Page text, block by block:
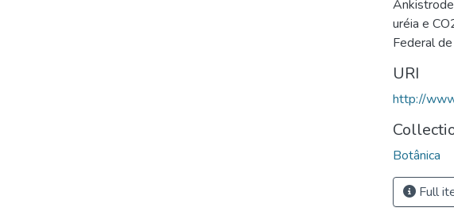
uréia e
Federal
URI
http://
Botânica
Full